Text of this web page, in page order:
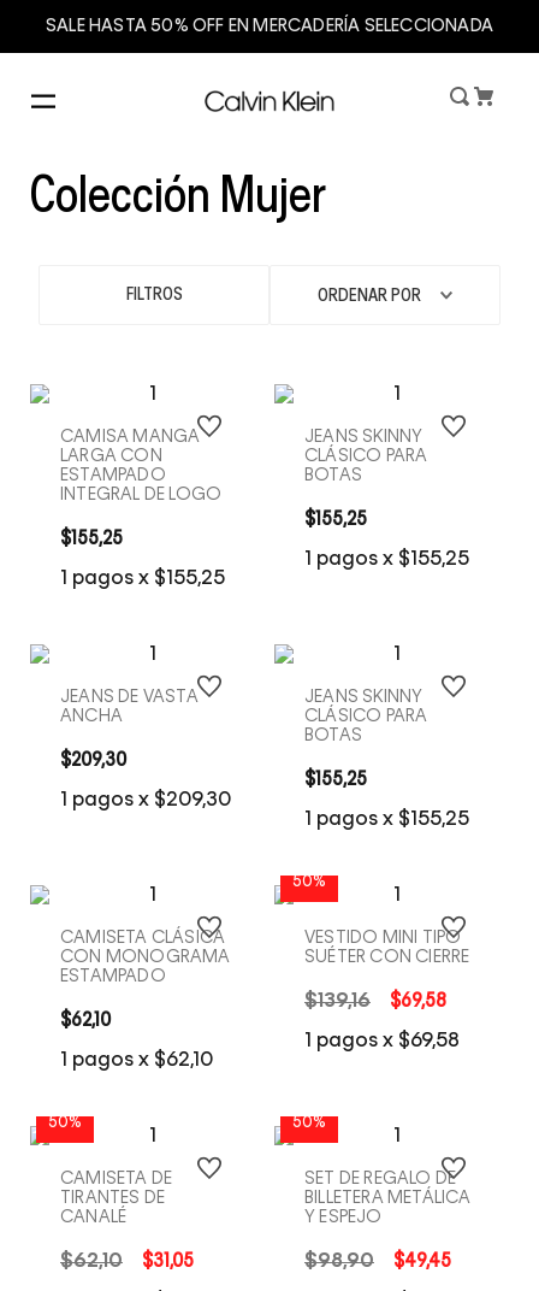
SALE HASTA 50% OFF EN MERCADERÍA SELECCIONADA
Colección Mujer
FILTROS ORDENAR POR
COMPRA RÁPIDA
CAMISA MANGA
LARGA CON
ESTAMPADO
INTEGRAL DE LOGO
$155,25
pagos x $ 155,25
JEANS SKINNY
CLÁSICO PARA
BOTAS
$155,25
pagos x $ 155,25
COMPRA RÁPIDA
JEANS DE VASTA
ANCHA
$209,30
pagos x $209,30 COMPRA RÁPIDA
JEANS SKINNY
CLÁSICO PARA
BOTAS
$155,25
pagos x $ 155,25
COMPRA RÁPIDA
CAMISETA CLÁSICA
CON MONOGRAMA
ESTAMPADO
$62,10
pagos x $62,10
50%
COMPRA RÁPIDA
VESTIDO MINI TIPO
SUÉTER CON CIERRE
$139,16 $69,58
pagos x $69,58
50%
COMPRA RÁPIDA
CAMISETA DE
TIRANTES DE
CANALÉ
$62,10 $31 ,05
50%
COMPRA RÁPIDA
SET DE REGALO DE
BILLETERA METÁLICA
Y ESPEJO
$98,90 $49,45